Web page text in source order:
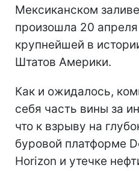
Мексиканском
произошла 20 апреля
крупнейшей в
Штатов Америки.
Как и ожидалось,
себя часть вины за
что к взрыву на
буровой платформе
Horizon и утечке